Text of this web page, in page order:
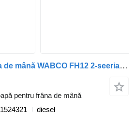
Supapă pentru frâna de mână WABCO FH12 2-seeria (01.02-) 9617242040 pentru cap tractor Volvo FH12, FH16, NH12, FH, VNL780 (1993-2014)
pentru frâna de mână
diesel